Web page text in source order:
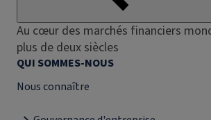
Au cœur des marchés financiers
plus de deux siècles
QUI SOMMES-NOUS
Nous connaître